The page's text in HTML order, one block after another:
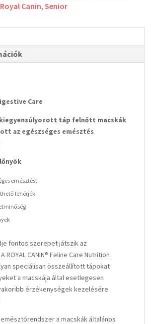
Royal Canin, Senior
Care
táp felnőtt macskák
az egészséges emésztés
emésztést
fehérjék
fontos szerepet játszik az
ROYAL CANIN® Feline Care Nutrition
speciálisan összeállított tápokat
a macskája által esetlegesen
érzékenységek kezelésére
a macskák általános